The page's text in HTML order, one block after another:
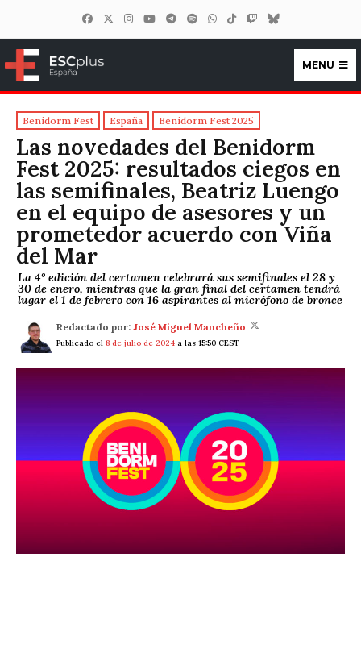
ESCplus España
MENU
Benidorm Fest España Benidorm Fest 2025
Las novedades del Benidorm
Fest 2025: resultados ciegos en
las semifinales, Beatriz Luengo
en el equipo de asesores y un
prometedor acuerdo con Viña
del Mar
La 4º edición del certamen celebrará sus semifinales el 28 y
30 de enero, mientras que la gran final del certamen tendrá
lugar el 1 de febrero con 16 aspirantes al micrófono de bronce
Redactado por: José Miguel Mancheño
Publicado el 8 de julio de 2024 a las 15:50 CEST